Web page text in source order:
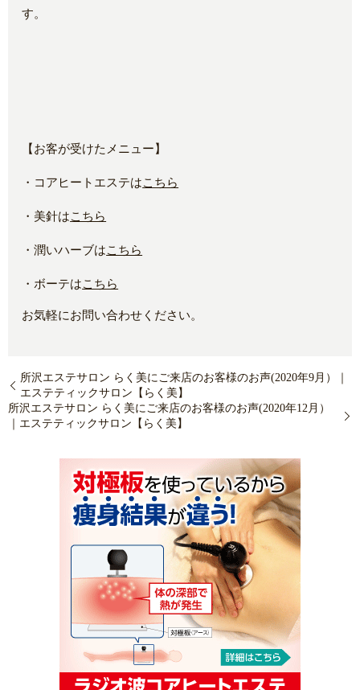
す。
【お客が受けたメニュー】
・コアヒートエステはこちら
・美針はこちら
・潤いハーブはこちら
・ボーテはこちら
お気軽にお問い合わせください。
所沢エステサロン らく美にご来店のお客様のお声(2020年9月）｜
エステティックサロン【らく美】
所沢エステサロン らく美にご来店のお客様のお声(2020年12月）
｜エステティックサロン【らく美】